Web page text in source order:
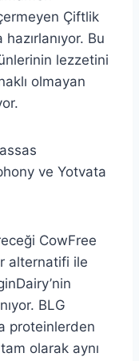
Çiftlik
Bu
lezzetini
olmayan
ve Yotvata
CowFree
alternatifi ile
BLG
proteinlerden
olarak aynı